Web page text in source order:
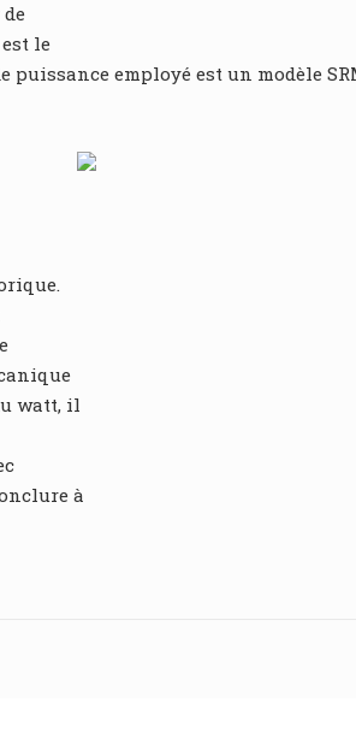
le
employé est un modèle
watt, il
à